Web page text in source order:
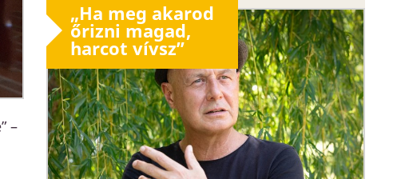
–
„Ha meg akarod
őrizni magad,
harcot vívsz”